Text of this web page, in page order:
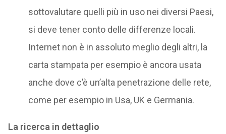
sottovalutare quelli più in uso nei diversi Paesi,
si deve tener conto delle differenze locali.
Internet non è in assoluto meglio degli altri, la
carta stampata per esempio è ancora usata
anche dove c’è un’alta penetrazione delle rete,
come per esempio in Usa, UK e Germania.
La ricerca in dettaglio